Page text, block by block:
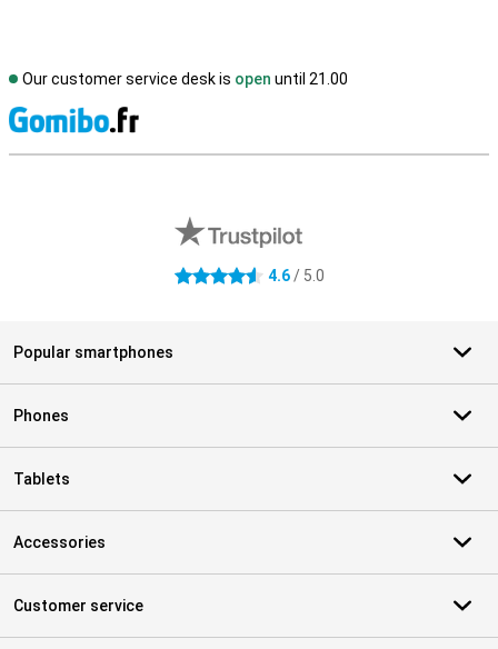
Our customer service desk is open until 21.00
4.6 stars 4.6/ 5.0
Popular smartphones
Phones
Tablets
Accessories
Customer service